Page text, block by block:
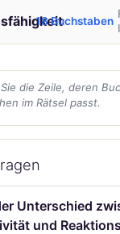
18 Buchstaben
die Zeile, deren
im Rätsel passt.
Unterschied
und